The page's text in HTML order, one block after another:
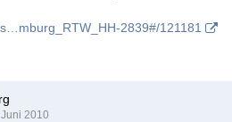
2839#/121181
2010